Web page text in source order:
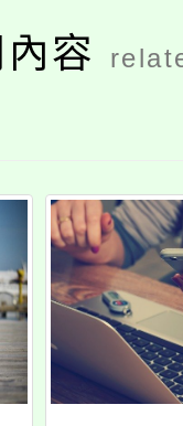
容